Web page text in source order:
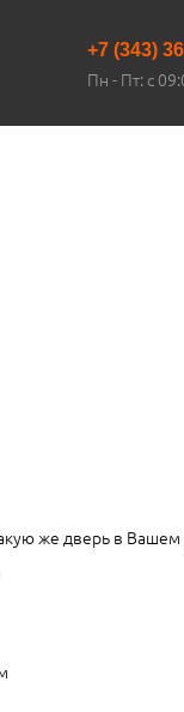
+7 (343)
Пн - Пт: с
же дверь в